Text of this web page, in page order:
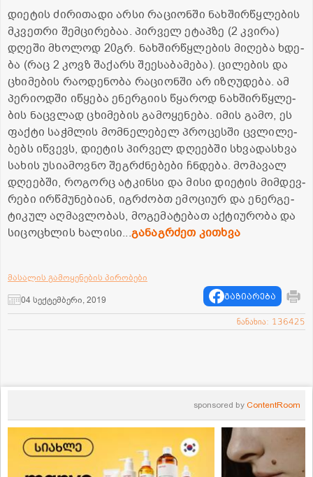
დი­ე­ტის ძი­რი­თა­დი არსი რა­ცი­ონ­ში ნახ­შირ­წყლე­ბის
მკვეთ­რი შემ­ცი­რე­ბაა. პირ­ველ ეტაპ­ზე (2 კვი­რა)
დღე­ში მხო­ლოდ 20გრ. ნახ­შირ­წყლე­ბის მი­ღე­ბა ხდე­
ბა (რაც 2 კოვზ შა­ქარს შე­ე­სა­ბა­მე­ბა). ცი­ლე­ბის და
ცხი­მე­ბის რა­ო­დე­ნო­ბა რა­ცი­ონ­ში არ იზღუ­დე­ბა. ამ
პე­რი­ოდ­ში იწყე­ბა ენერ­გი­ის წყა­როდ ნახ­შირ­წყლე­
ბის ნაც­ვლად ცხი­მე­ბის გა­მო­ყე­ნე­ბა. იმის გამო, ეს
ფაქ­ტი საჭ­მლის მომ­ნე­ლე­ბელ პრო­ცეს­ში ცვლი­ლე­
ბებს იწ­ვევს, დი­ე­ტის პირ­ველ დღე­ებ­ში სხვა­დას­ხვა
სა­ხის უსი­ა­მოვ­ნო შეგ­რძნე­ბე­ბი ჩნდე­ბა. მო­მა­ვალ
დღე­ებ­ში, რო­გორც ატ­კინ­სი და მისი დი­ე­ტის მიმ­დევ­
რე­ბი ირ­წმუ­ნე­ბი­ან, იგ­რძობთ ემო­ცი­ურ და ენერ­გე­
ტი­კულ აღ­მავ­ლო­ბას, მო­გე­მა­ტე­ბათ აქ­ტი­უ­რო­ბა და
სი­ცო­ცხლის ხა­ლი­სი...გა­ნაგ­რძეთ კი­თხვა
მასალის გამოყენების პირობები
04 სექტემბერი, 2019
გაზიარება
ნანახია: 136425
sponsored by ContentRoom